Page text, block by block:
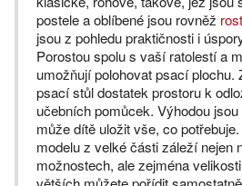
postele a oblíbené jsou rovněž
jsou z pohledu praktičnosti i
Porostou spolu s vaší ratolestí a
umožňují polohovat psací plochu.
psací stůl dostatek prostoru k
učebních pomůcek. Výhodou
může dítě uložit vše, co
modelu z velké části záleží nejen
možnostech, ale zejména